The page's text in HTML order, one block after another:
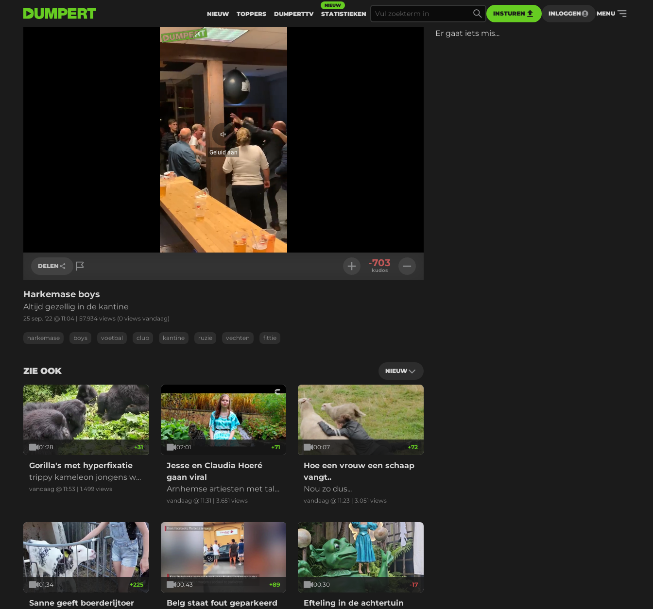
NIEUW TOPPERS DUMPERTTV STATISTIEKEN
NIEUW
INSTUREN INLOGGEN MENU
Er gaat iets mis...
Geluid
aan
Geluid aan
Geladen:
100.00%
DELEN
Link kopiëren
-703
kudos
Harkemase boys
Altijd gezellig in de kantine
25 sep. '22 @ 11:04 | 57.934 views (0 views vandaag)
harkemase boys voetbal club kantine ruzie vechten fittie
ZIE OOK NIEUW
01:28 +31
Gorilla's met hyperfixatie
trippy kameleon jongens wtf
fff
vandaag @ 11:53 | 1.499 views
02:01 +71
Jesse en Claudia Hoeré
gaan viral
Arnhemse artiesten met tale
nt worden ontdekt op social
vandaag @ 11:31 | 3.651 views
00:07 +72
Hoe een vrouw een schaap
vangt..
Nou zo dus...
vandaag @ 11:23 |3.051 views
01:34 +225
Sanne geeft boerderijtoer
00:43 +89
Belg staat fout geparkeerd
00:30 -17
Efteling in de achtertuin